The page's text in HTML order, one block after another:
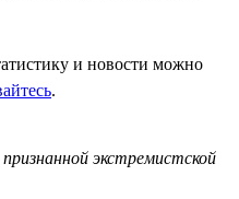
и новости можно
.
экстремистской